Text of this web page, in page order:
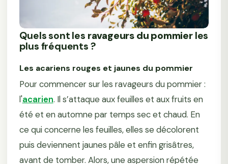
Quels sont les ravageurs du pommierles
plus fréquents ?
Les acariens rouges et jaunes du pommier
Pour commencer sur les ravageurs du pommier :
l'acarien. Il s’attaque aux feuilles et aux fruits en
été et en automne par temps sec et chaud. En
ce qui concerne les feuilles, elles se décolorent
puis deviennent jaunes pâle et enfin grisâtres,
avant de tomber. Alors, une aspersion répétée